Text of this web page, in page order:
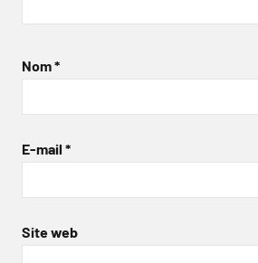
Nom*
E-mail *
Site web